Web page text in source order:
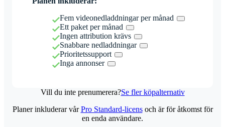
Fem videonedladdningar per månad
Ett paket per månad
Ingen attribution krävs
Snabbare nedladdningar
Prioritetssupport
Inga annonser
Vill du inte prenumerera?Se fler köpalternativ
Planer inkluderar vårPro Standard-licensoch är för åtkomst för
en enda användare.